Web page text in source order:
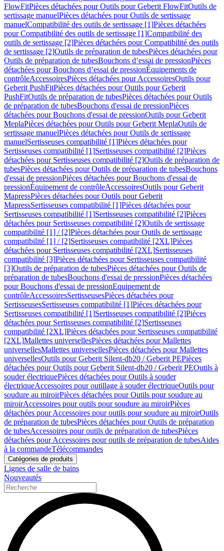
FlowFitPièces détachées pour Outils pour Geberit FlowFitOutils de
sertissage manuelPièces détachées pour Outils de sertissage
manuelCompatibilité des outils de sertissage [1]Pièces détachées
pour Compatibilité des outils de sertissage [1]Compatibilité des
outils de sertissage [2]Pièces détachées pour Compatibilité des outils
de sertissage [2]Outils de préparation de tubesPièces détachées pour
Outils de préparation de tubesBouchons d’essai de pressionPièces
détachées pour Bouchons d’essai de pressionÉquipements de
contrôleAccessoiresPièces détachées pour AccessoiresOutils pour
Geberit PushFitPièces détachées pour Outils pour Geberit
PushFitOutils de préparation de tubesPièces détachées pour Outils
de préparation de tubesBouchons d'essai de pressionPièces
détachées pour Bouchons d'essai de pressionOutils pour Geberit
MeplaPièces détachées pour Outils pour Geberit MeplaOutils de
sertissage manuelPièces détachées pour Outils de sertissage
manuelSertisseuses compatibilité [1]Pièces détachées pour
Sertisseuses compatibilité [1]Sertisseuses compatibilité [2]Pièces
détachées pour Sertisseuses compatibilité [2]Outils de préparation de
tubesPièces détachées pour Outils de préparation de tubesBouchons
d'essai de pressionPièces détachées pour Bouchons d'essai de
pressionÉquipement de contrôleAccessoiresOutils pour Geberit
MapressPièces détachées pour Outils pour Geberit
MapressSertisseuses compatibilité [1]Pièces détachées pour
Sertisseuses compatibilité [1]Sertisseuses compatibilité [2]Pièces
détachées pour Sertisseuses compatibilité [2]Outils de sertissage
compatibilité [1] / [2]Pièces détachées pour Outils de sertissage
compatibilité [1] / [2]Sertisseuses compatibilité [2XL]Pièces
détachées pour Sertisseuses compatibilité [2XL]Sertisseuses
compatibilité [3]Pièces détachées pour Sertisseuses compatibilité
[3]Outils de préparation de tubesPièces détachées pour Outils de
préparation de tubesBouchons d'essai de pressionPièces détachées
pour Bouchons d'essai de pressionEquipement de
contrôleAccessoiresSertisseusesPièces détachées pour
SertisseusesSertisseuses compatibilité [1]Pièces détachées pour
Sertisseuses compatibilité [1]Sertisseuses compatibilité [2]Pièces
détachées pour Sertisseuses compatibilité [2]Sertisseuses
compatibilité [2XL]Pièces détachées pour Sertisseuses compatibilité
[2XL]Mallettes universellesPièces détachées pour Mallettes
universellesMallettes universellesPièces détachées pour Mallettes
universellesOutils pour Geberit Silent-db20 / Geberit PEPièces
détachées pour Outils pour Geberit Silent-db20 / Geberit PEOutils à
souder électriquePièces détachées pour Outils à souder
électriqueAccessoires pour outillage à souder électriqueOutils pour
soudure au miroirPièces détachées pour Outils pour soudure au
miroirAccessoires pour outils pour soudure au miroirPièces
détachées pour Accessoires pour outils pour soudure au miroirOutils
de préparation de tubesPièces détachées pour Outils de préparation
de tubesAccessoires pour outils de préparation de tubesPièces
détachées pour Accessoires pour outils de préparation de tubesAides
à la commandeTélécommandes
Catégories de produits
Lignes de salle de bains
Nouveautés